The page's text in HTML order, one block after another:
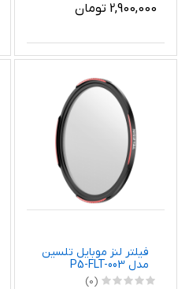
2,900,000 تومان
فیلتر لنز موبایل تلسین
مدل P5-FLT-003
(0)